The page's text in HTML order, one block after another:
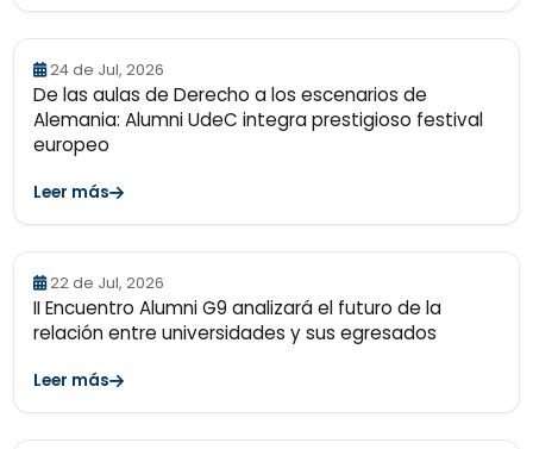
24 de Jul, 2026
De las aulas de Derecho a los escenarios de
Alemania: Alumni UdeC integra prestigioso festival
europeo
Leer más
22 de Jul, 2026
II Encuentro Alumni G9 analizará el futuro de la
relación entre universidades y sus egresados
Leer más